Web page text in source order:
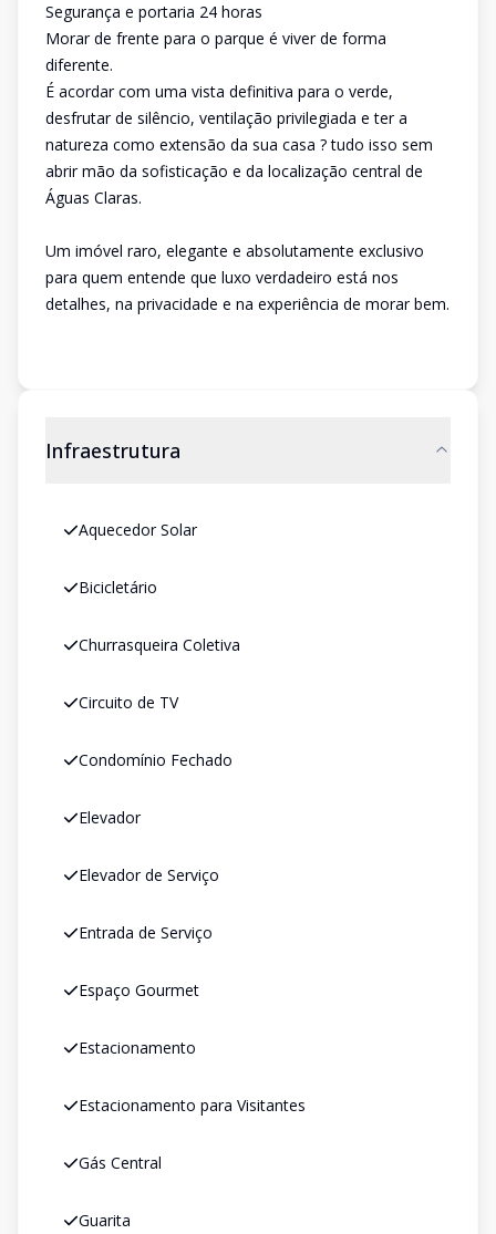
Segurança e portaria 24 horas
Morar de frente para o parque é viver de forma
diferente.
É acordar com uma vista definitiva para o verde,
desfrutar de silêncio, ventilação privilegiada e ter a
natureza como extensão da sua casa ? tudo isso sem
abrir mão da sofisticação e da localização central de
Águas Claras.
Um imóvel raro, elegante e absolutamente exclusivo
para quem entende que luxo verdadeiro está nos
detalhes, na privacidade e na experiência de morar bem.
Infraestrutura
Aquecedor Solar
Bicicletário
Churrasqueira Coletiva
Circuito de TV
Condomínio Fechado
Elevador
Elevador de Serviço
Entrada de Serviço
Espaço Gourmet
Estacionamento
Estacionamento para Visitantes
Gás Central
Guarita